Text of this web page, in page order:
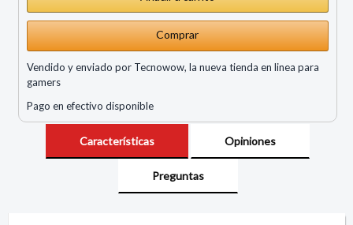
Comprar
Vendido y enviado por Tecnowow, la nueva tienda en linea para
gamers
Pago en efectivo disponible
Características Opiniones
Preguntas